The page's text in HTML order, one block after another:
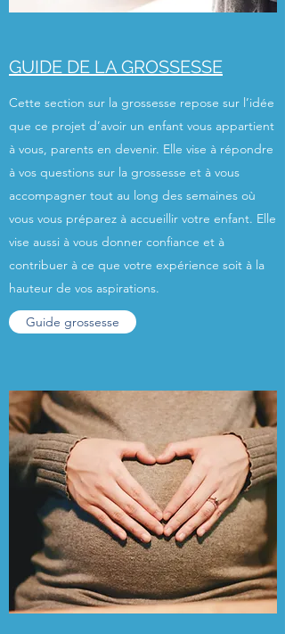
GUIDE DE LA GROSSESSE
Cette section sur la grossesse repose sur l’idée
que ce projet d’avoir un enfant vous appartient
à vous, parents en devenir. Elle vise à répondre
à vos questions sur la grossesse et à vous
accompagner tout au long des semaines où
vous vous préparez à accueillir votre enfant. Elle
vise aussi à vous donner confiance et à
contribuer à ce que votre expérience soit à la
hauteur de vos aspirations.
Guide grossesse